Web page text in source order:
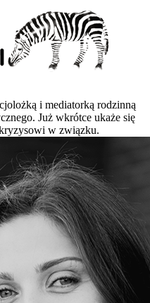
i mediatorką rodzinną
Już wkrótce ukaże się
w związku.